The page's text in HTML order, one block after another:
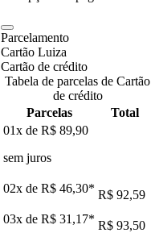
Parcelamento
Cartão Luiza
Cartão de crédito
Tabela de parcelas de Cartão
de crédito
Parcelas
Total
01x de R$ 89,90
sem juros
02x de R$ 46,30* R$ 92,59
03x de R$ 31,17* R$ 93,50